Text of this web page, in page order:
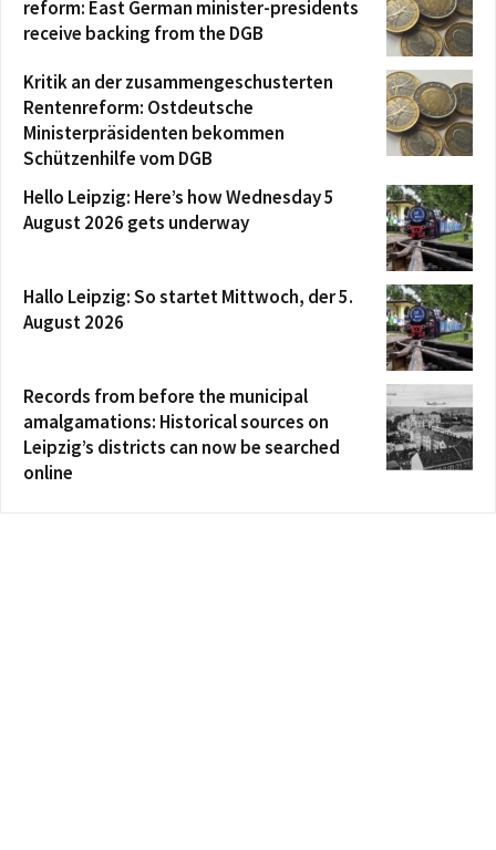
reform: East German minister-presidents
receive backing from the DGB
Kritik an der zusammengeschusterten
Rentenreform: Ostdeutsche
Ministerpräsidenten bekommen
Schützenhilfe vom DGB
Hello Leipzig: Here’s how Wednesday 5
August 2026 gets underway
Hallo Leipzig: So startet Mittwoch, der 5.
August 2026
Records from before the municipal
amalgamations: Historical sources on
Leipzig’s districts can now be searched
online